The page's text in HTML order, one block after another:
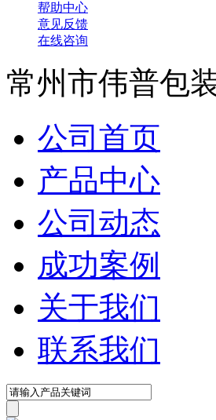
帮助中心
意见反馈
在线咨询
常州市伟普包
公司首页
产品中心
公司动态
成功案例
关于我们
联系我们